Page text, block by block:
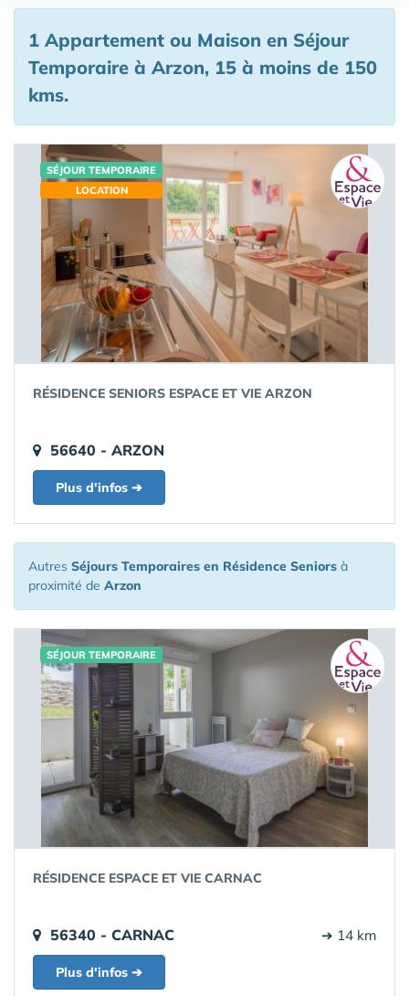
1 Appartement ou Maison en Séjour
Temporaire à Arzon, 15 à moins de 150
kms.
SÉJOUR TEMPORAIRE
LOCATION
RÉSIDENCE SENIORS ESPACE ET VIE ARZON
56640 - ARZON
Plus d'infos ➔
Autres Séjours Temporaires en Résidence Seniors à
proximité de Arzon
SÉJOUR TEMPORAIRE
RÉSIDENCE ESPACE ET VIE CARNAC
56340 - CARNAC ➔ 14 km
Plus d'infos ➔